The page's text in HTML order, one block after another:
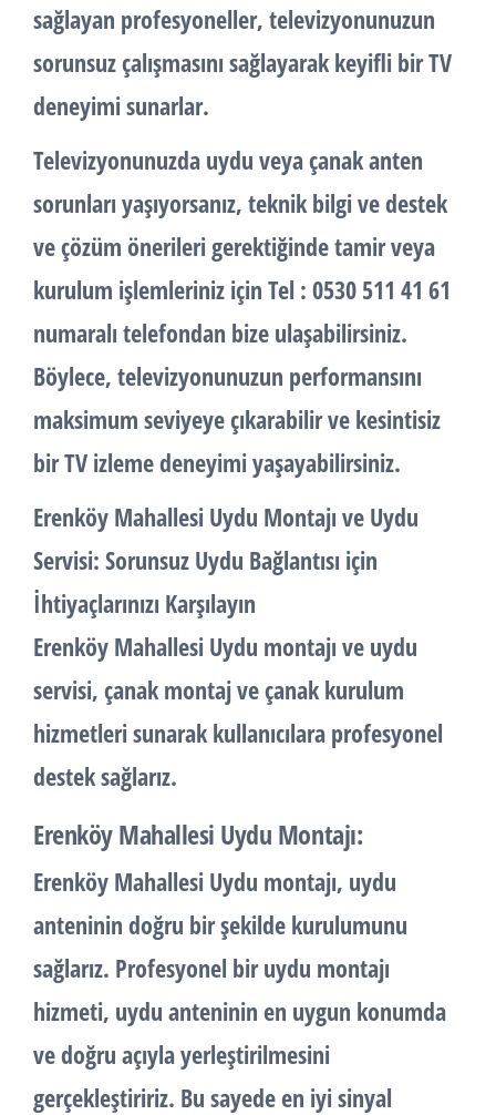
sağlayan profesyoneller, televizyonunuzun
sorunsuz çalışmasını sağlayarak keyifli bir TV
deneyimi sunarlar.
Televizyonunuzda uydu veya çanak anten
sorunları yaşıyorsanız, teknik bilgi ve destek
ve çözüm önerileri gerektiğinde tamir veya
kurulum işlemleriniz için Tel : 0530 511 41 61
numaralı telefondan bize ulaşabilirsiniz.
Böylece, televizyonunuzun performansını
maksimum seviyeye çıkarabilir ve kesintisiz
bir TV izleme deneyimi yaşayabilirsiniz.
Erenköy Mahallesi Uydu Montajı ve Uydu
Servisi: Sorunsuz Uydu Bağlantısı için
İhtiyaçlarınızı Karşılayın
Erenköy Mahallesi Uydu montajı ve uydu
servisi, çanak montaj ve çanak kurulum
hizmetleri sunarak kullanıcılara profesyonel
destek sağlarız.
Erenköy Mahallesi Uydu Montajı:
Erenköy Mahallesi Uydu montajı, uydu
anteninin doğru bir şekilde kurulumunu
sağlarız. Profesyonel bir uydu montajı
hizmeti, uydu anteninin en uygun konumda
ve doğru açıyla yerleştirilmesini
gerçekleştiririz. Bu sayede en iyi sinyal